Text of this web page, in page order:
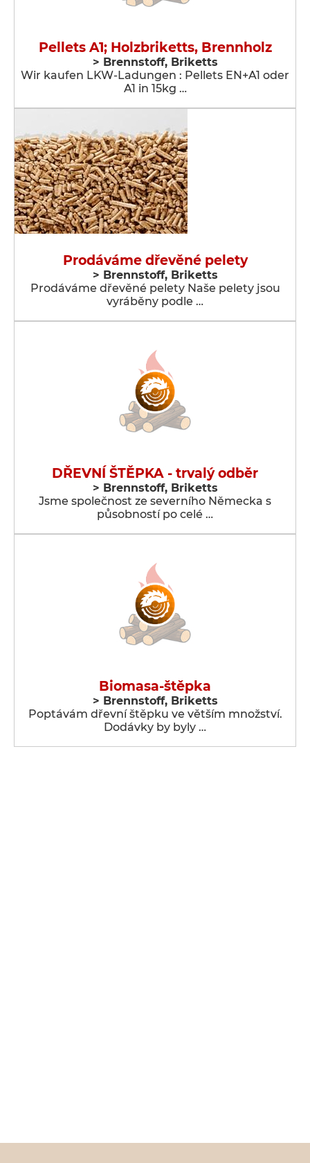
Pellets A1; Holzbriketts, Brennholz
> Brennstoff, Briketts
Wir kaufen LKW-Ladungen : Pellets EN+A1 oder
A1 in 15kg …
Prodáváme dřevěné pelety
> Brennstoff, Briketts
Prodáváme dřevěné pelety Naše pelety jsou
vyráběny podle …
DŘEVNÍ ŠTĚPKA - trvalý odběr
> Brennstoff, Briketts
Jsme společnost ze severního Německa s
působností po celé …
Biomasa-štěpka
> Brennstoff, Briketts
Poptávám dřevní štěpku ve větším množství.
Dodávky by byly …